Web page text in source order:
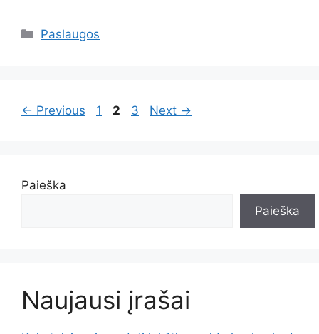
Kategorijos
Paslaugos
← Previous Page
1 Page
2 Page
3 Next →
Paieška
Paieška
Naujausi įrašai